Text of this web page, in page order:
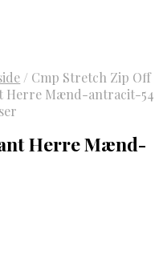
/ Cmp Stretch Zip Off
Herre Mænd-antracit-54
Herre Mænd-